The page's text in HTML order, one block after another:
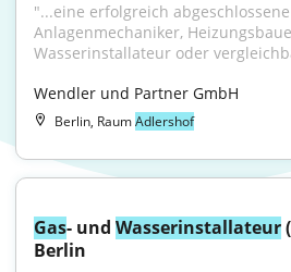
"...eine erfolgreich
Anlagenmechaniker,
Wasserinstallateur oder
Wendler und Partner GmbH
Berlin, RaumAdlershof
Gas- und Wasserinstallateur
Berlin